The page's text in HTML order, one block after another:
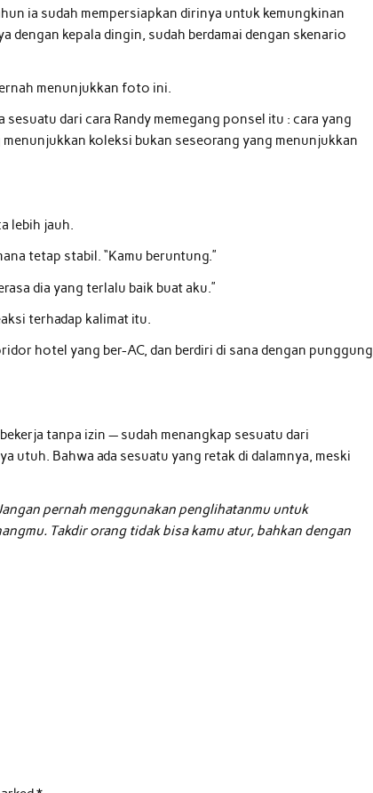
ia sudah mempersiapkan dirinya untuk kemungkinan
dengan kepala dingin, sudah berdamai dengan skenario
menunjukkan foto ini.
sesuatu dari cara Randy memegang ponsel itu : cara yang
koleksi bukan seseorang yang menunjukkan
lebih jauh.
tetap stabil. “Kamu beruntung.”
dia yang terlalu baik buat aku.”
terhadap kalimat itu.
hotel yang ber-AC, dan berdiri di sana dengan punggung
tanpa izin — sudah menangkap sesuatu dari
utuh. Bahwa ada sesuatu yang retak di dalamnya, meski
pernah menggunakan penglihatanmu untuk
Takdir orang tidak bisa kamu atur, bahkan dengan